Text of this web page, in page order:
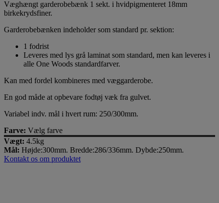
Væghængt garderobebænk 1 sekt. i hvidpigmenteret 18mm
birkekrydsfiner.
Garderobebænken indeholder som standard pr. sektion:
1 fodrist
Leveres med lys grå laminat som standard, men kan leveres i
alle One Woods standardfarver.
Kan med fordel kombineres med væggarderobe.
En god måde at opbevare fodtøj væk fra gulvet.
Variabel indv. mål i hvert rum: 250/300mm.
Farve: Vælg farve
Vægt: 4.5kg
Mål: Højde:300mm. Bredde:286/336mm. Dybde:250mm.
Kontakt os om produktet